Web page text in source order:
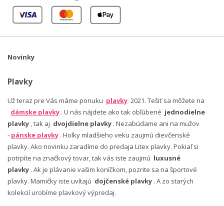
Novinky
Plavky
Už teraz pre Vás máme ponuku plavky 2021. Tešiť sa môžete na
dámske plavky . U nás nájdete ako tak obľúbené jednodielne
plavky , tak aj dvojdielne plavky . Nezabúdame ani na mužov
- pánske plavky . Holky mladšieho veku zaujmú dievčenské
plavky. Ako novinku zaradíme do predaja Litex plavky. Pokiaľ si
potrpíte na značkový tovar, tak vás iste zaujmú luxusné
plavky . Ak je plávanie vašim koníčkom, pozrite sa na športové
plavky. Mamičky iste uvítajú dojčenské plavky . A zo starých
kolekcií urobíme plavkový výpredaj.